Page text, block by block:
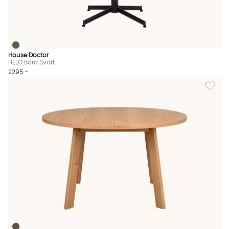
HELO Bord Svart Finns även i dessa färger:
HELO Bord Svart
House Doctor
HELO Bord Svart
2295 :-
Lägg